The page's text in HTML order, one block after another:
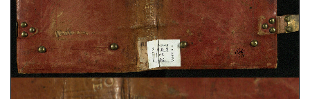
Domenico Cavalca,Disciplina de li spirituali, sec.
XV ; cart. ; 86 c. ; 200x150 mm ; ms. 40
Augustinus,De vera religione. De natura boni. De
triplici habitaculo, sec. XII ; membr. ; 49 c. ;
208x142 mm ; ms. 41